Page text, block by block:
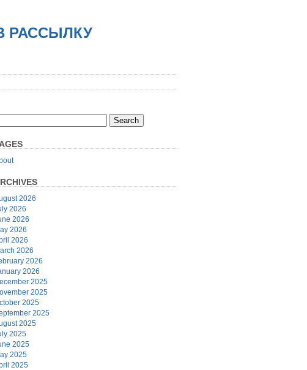
РАССЫЛКУ
2026
2026
2026
2026
2026
2026
2026
2026
2025
2025
2025
2025
2025
2025
2025
2025
2025